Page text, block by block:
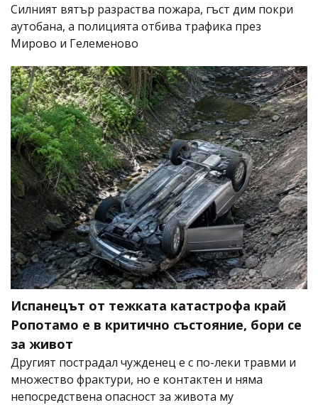
Силният вятър разраства пожара, гъст дим покри
аутобана, а полицията отбива трафика през
Мирово и Гелеменово
Испанецът от тежката катастрофа край
Ропотамо е в критично състояние, бори се
за живот
Другият пострадал чужденец е с по-леки травми и
множество фрактури, но е контактен и няма
непосредствена опасност за живота му